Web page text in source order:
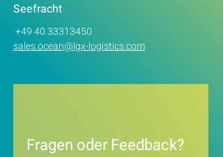
Seefracht
+49 40 33313450
sales.ocean@lgx-logistics.com
Fragen oder Feedback?